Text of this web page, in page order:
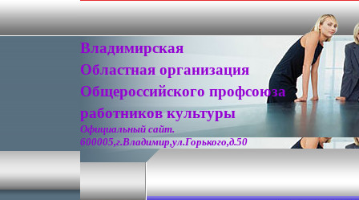
Владимирская
Областная организация
Общероссийского профсоюза
работников культуры
Официальный сайт.
600005,г.Владимир,ул.Горького,д.50